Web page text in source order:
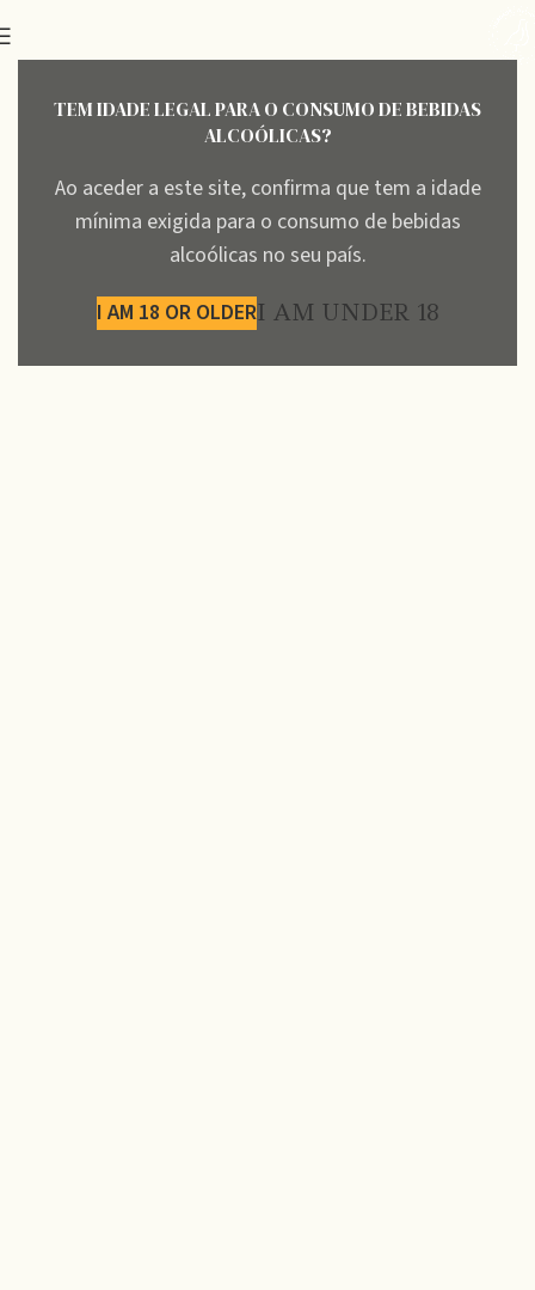
TEM IDADE LEGAL PARA O CONSUMO DE BEBIDAS
ALCOÓLICAS?
Ao aceder a este site, confirma que tem a idade
mínima exigida para o consumo de bebidas
alcoólicas no seu país.
I AM 18 OR OLDERI AM UNDER 18